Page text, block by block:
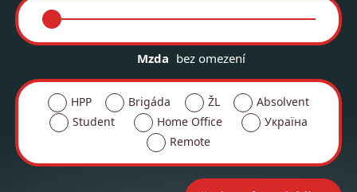
Mzda bez omezení
HPP Brigáda ŽL
Absolvent
Student
Home Office
Україна
Remote